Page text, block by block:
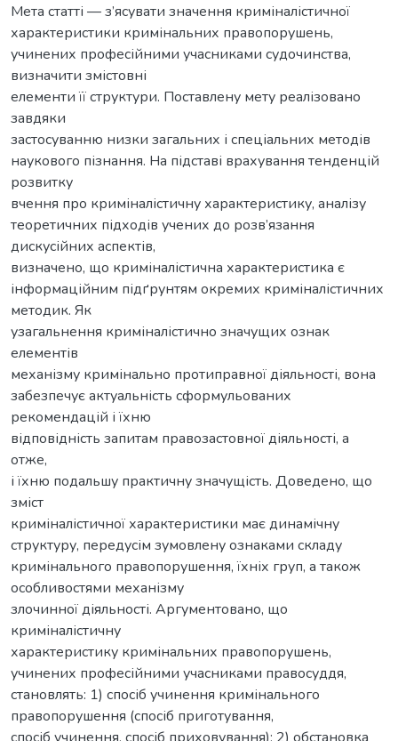
Мета статті — з’ясувати значення криміналістичної
характеристики кримінальних правопорушень,
учинених професійними учасниками судочинства,
визначити змістовні
елементи її структури. Поставлену мету реалізовано
завдяки
застосуванню низки загальних і спеціальних методів
наукового пізнання. На підставі врахування тенденцій
розвитку
вчення про криміналістичну характеристику, аналізу
теоретичних підходів учених до розв’язання
дискусійних аспектів,
визначено, що криміналістична характеристика є
інформаційним підґрунтям окремих криміналістичних
методик. Як
узагальнення криміналістично значущих ознак
елементів
механізму кримінально протиправної діяльності, вона
забезпечує актуальність сформульованих
рекомендацій і їхню
відповідність запитам правозастовної діяльності, а
отже,
і їхню подальшу практичну значущість. Доведено, що
зміст
криміналістичної характеристики має динамічну
структуру, передусім зумовлену ознаками складу
кримінального правопорушення, їхніх груп, а також
особливостями механізму
злочинної діяльності. Аргументовано, що
криміналістичну
характеристику кримінальних правопорушень,
учинених професійними учасниками правосуддя,
становлять: 1) спосіб учинення кримінального
правопорушення (спосіб приготування,